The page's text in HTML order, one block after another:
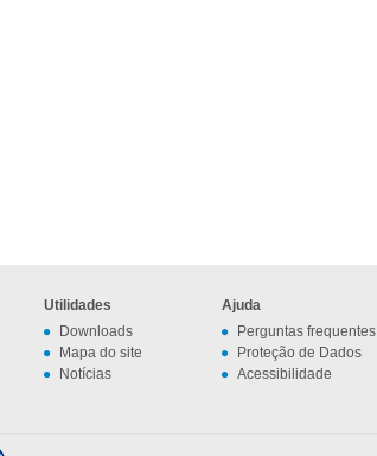
Utilidades
Downloads
Mapa do site
Notícias
Ajuda
Perguntas frequentes
Proteção de Dados
Acessibilidade